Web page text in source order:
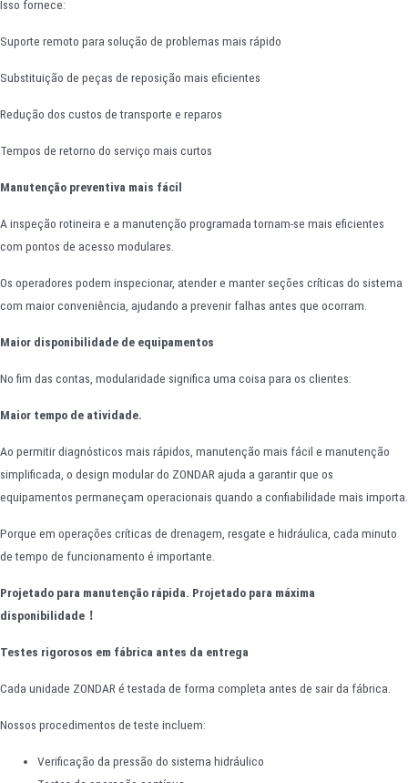
Isso fornece:
Suporte remoto para solução de problemas mais rápido
Substituição de peças de reposição mais eficientes
Redução dos custos de transporte e reparos
Tempos de retorno do serviço mais curtos
Manutenção preventiva mais fácil
A inspeção rotineira e a manutenção programada tornam-se mais eficientes
com pontos de acesso modulares.
Os operadores podem inspecionar, atender e manter seções críticas do sistema
com maior conveniência, ajudando a prevenir falhas antes que ocorram.
Maior disponibilidade de equipamentos
No fim das contas, modularidade significa uma coisa para os clientes:
Maior tempo de atividade.
Ao permitir diagnósticos mais rápidos, manutenção mais fácil e manutenção
simplificada, o design modular do ZONDAR ajuda a garantir que os
equipamentos permaneçam operacionais quando a confiabilidade mais importa.
Porque em operações críticas de drenagem, resgate e hidráulica, cada minuto
de tempo de funcionamento é importante.
Projetado para manutenção rápida. Projetado para máxima
disponibilidade ！
Testes rigorosos em fábrica antes da entrega
Cada unidade ZONDAR é testada de forma completa antes de sair da fábrica.
Nossos procedimentos de teste incluem:
Verificação da pressão do sistema hidráulico